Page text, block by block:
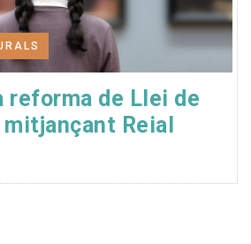
reforma de Llei de
Reial